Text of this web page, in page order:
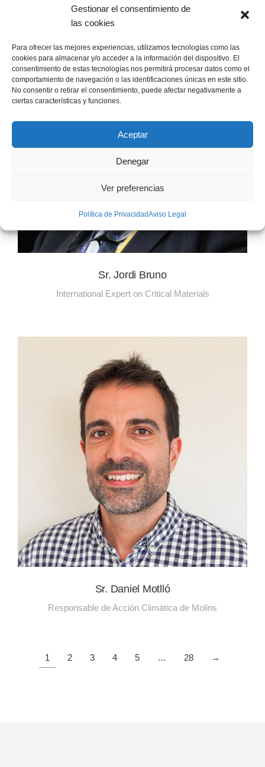
Gestionar el consentimiento de
las cookies
Para ofrecer las mejores experiencias, utilizamos tecnologías como las
cookies para almacenar y/o acceder a la información del dispositivo. El
consentimiento de estas tecnologías nos permitirá procesar datos como el
comportamiento de navegación o las identificaciones únicas en este sitio.
No consentir o retirar el consentimiento, puede afectar negativamente a
ciertas características y funciones.
Aceptar
Denegar
Ver preferencias
Política de PrivacidadAviso Legal
Sr. Jordi Bruno
International Expert on Critical Materials
Sr. Daniel Motlló
Responsable de Acción Climática de Molins
1 2 3 4 5 … 28 →